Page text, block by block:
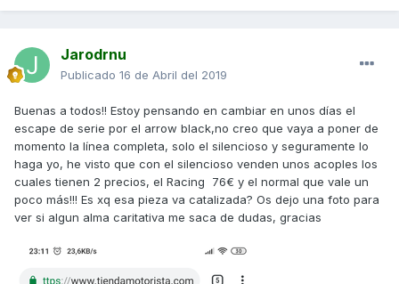
Jarodrnu
Publicado 16 de Abril del 2019
Buenas a todos!! Estoy pensando en cambiar en unos días el
escape de serie por el arrow black,no creo que vaya a poner de
momento la línea completa, solo el silencioso y seguramente lo
haga yo, he visto que con el silencioso venden unos acoples los
cuales tienen 2 precios, el Racing 76€ y el normal que vale un
poco más!!! Es xq esa pieza va catalizada? Os dejo una foto para
ver si algun alma caritativa me saca de dudas, gracias